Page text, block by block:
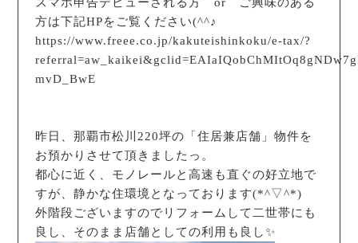
スマホ申告デビューされる方 or ご興味のある
方は下記HPをご覧ください(^^♪
https://www.freee.co.jp/kakuteishinkoku/e-tax/?
mvD_BwE
昨日、那覇市松川220坪の「住居兼店舗」物件を
お預かりさせて頂きましたっ。
都心に近く、モノレールと高速も直ぐの好立地で
すが、静かな住環境となっております(*^▽^*)
外階段ございますのでリフォームして二世帯にも
良し、そのまま店舗としての利用も良し✨